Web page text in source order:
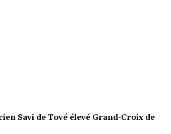
Savi de Tové élevé Grand-Croix de